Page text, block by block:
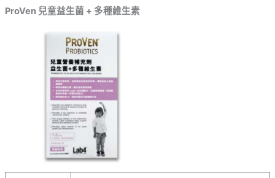
ProVen 兒童益生菌 + 多種維生素